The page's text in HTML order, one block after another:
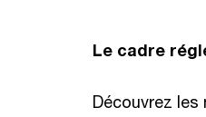
Le cadre
Découvrez les